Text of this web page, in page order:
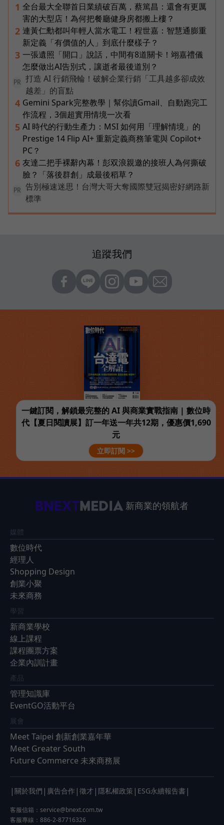
1 全台最大全聯首日業績破百萬，蔡篤昌：還會有更厲
害的大型店！為何把餐廳健身房都搬上樓？
2 連黃仁勳都叫年輕人當水電工！程世嘉：智慧通膨重
新定義「有價值的人」到底什麼樣子？
3 一張遺照「開口」說話，中間有8道關卡！翊嘉禮儀
怎麼做出AI告別式，讓逝者最後道別？
PR
打造 AI 行銷飛輪！破解企業行銷「工具越多卻成效
越差」的盲點
4 Gemini Spark完整教學｜幫你讀Gmail、自動跑完工
作流程，3個超實用情境一次看
5 AI 時代的行動生產力：MSI 如何用「理解情境」的
Prestige 14 Flip AI+ 重新定義商務筆電與 Copilot+
PC？
6 友達二把手裸辭內幕！彭双浪親邀的接班人為何撕破
臉？「落後群創」成最後稻草？
PR
告別極速迷思！台灣大哥大奪國際雙冠揭密好網路新
標準
追蹤我們
一鍵訂閱，解鎖最完整的 AI 與商業實戰指南 | 數位時
代【夏日閱讀展】訂一年送一年共12期，優惠價1,690
元
立即訂閱 >>
新商業的領航者
媒體
數位時代
經理人
Shopping Design
創業小聚
未來商務
學習
新商業學校
線上課程
課程團票方案
企業內訓計畫
產品
管理知識庫
EventGO活動平台
展會
Meet Taipei 創新創業嘉年華
Meet Greater South
Future Commerce 未來商務展
| 關於我們 | 廣告合作 | 徵才 | 隱私權政策 | ESG永續報告書 |
客服信箱： service@bnext.com.tw
客服專線：886-2-87716326